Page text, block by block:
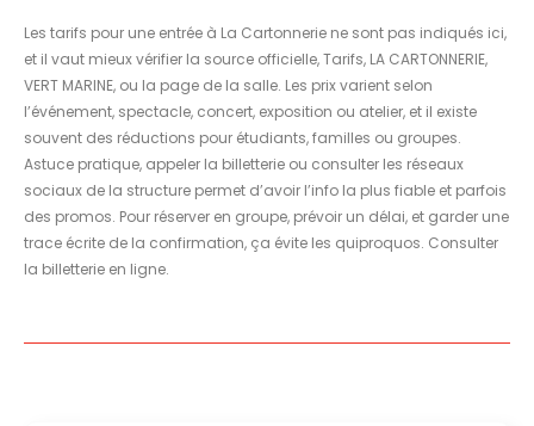
Les tarifs pour une entrée à La Cartonnerie ne sont pas indiqués ici,
et il vaut mieux vérifier la source officielle, Tarifs, LA CARTONNERIE,
VERT MARINE, ou la page de la salle. Les prix varient selon
l’événement, spectacle, concert, exposition ou atelier, et il existe
souvent des réductions pour étudiants, familles ou groupes.
Astuce pratique, appeler la billetterie ou consulter les réseaux
sociaux de la structure permet d’avoir l’info la plus fiable et parfois
des promos. Pour réserver en groupe, prévoir un délai, et garder une
trace écrite de la confirmation, ça évite les quiproquos. Consulter
la billetterie en ligne.